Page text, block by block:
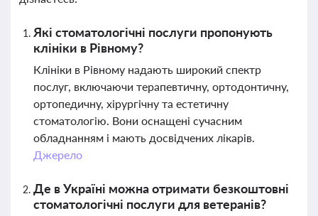
Які стоматологічні послуги пропонують
клініки в Рівному?
Клініки в Рівному надають широкий спектр
послуг, включаючи терапевтичну, ортодонтичну,
ортопедичну, хірургічну та естетичну
стоматологію. Вони оснащені сучасним
обладнанням і мають досвідчених лікарів.
Джерело
Де в Україні можна отримати безкоштовні
стоматологічні послуги для ветеранів?